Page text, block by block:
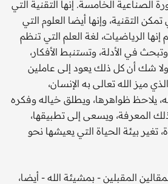
الصناعية الخامسة. إنها التقنية التي
التقنية، وإنها أيضا العلوم التي
إنها الرياضيات، لغة العلم التي تنظم
في الأدلة، وتستنبط الأفكار،
شك أن كل ذلك يعود إلى عاملين
ميز الله تعالى به الإنسان،
يلاحظ ظواهرها، ويطلق خياله وفكره
المعرفة، ويسعى إلى تطبيقها،
بيئة الحياة التي يعيشها نحو
المقبلين - بمشيئة الله - أيضا،